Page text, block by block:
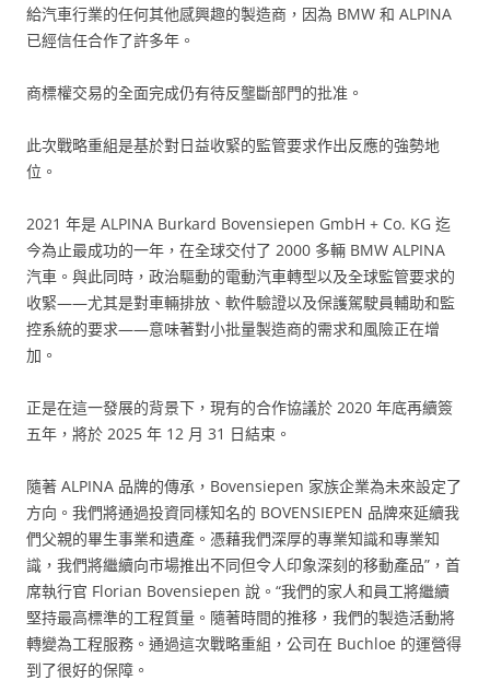
給汽車行業的任何其他感興趣的製造商，因為 BMW 和 ALPINA
已經信任合作了許多年。
商標權交易的全面完成仍有待反壟斷部門的批准。
此次戰略重組是基於對日益收緊的監管要求作出反應的強勢地
位。
2021 年是 ALPINA Burkard Bovensiepen GmbH + Co. KG 迄
今為止最成功的一年，在全球交付了 2000 多輛 BMW ALPINA
汽車。與此同時，政治驅動的電動汽車轉型以及全球監管要求的
收緊——尤其是對車輛排放、軟件驗證以及保護駕駛員輔助和監
控系統的要求——意味著對小批量製造商的需求和風險正在增
加。
正是在這一發展的背景下，現有的合作協議於 2020 年底再續簽
五​​年，將於 2025 年 12 月 31 日結束。
隨著 ALPINA 品牌的傳承，Bovensiepen 家族企業為未來設定了
方向。我們將通過投資同樣知名的 BOVENSIEPEN 品牌來延續我
們父親的畢生事業和遺產。憑藉我們深厚的專業知識和專業知
識，我們將繼續向市場推出不同但令人印象深刻的移動產品”，首
席執行官 Florian Bovensiepen 說。“我們的家人和員工將繼續
堅持最高標準的工程質量。隨著時間的推移，我們的製造活動將
轉變為工程服務。通過這次戰略重組，公司在 Buchloe 的運營得
到了很好的保障。